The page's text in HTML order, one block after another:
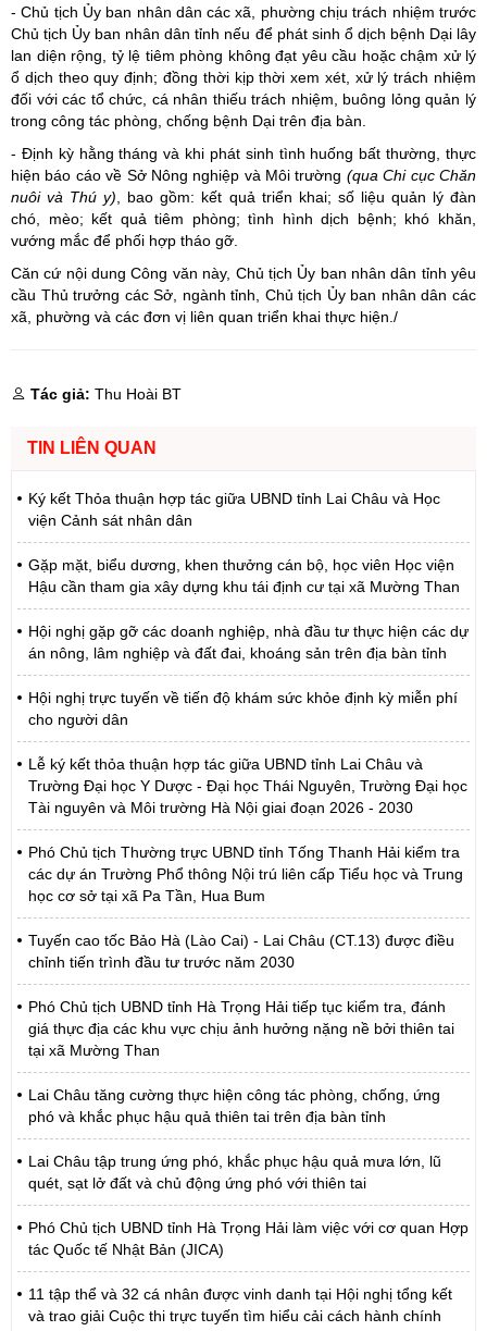
- Chủ tịch Ủy ban nhân dân các xã, phường chịu trách nhiệm trước
Chủ tịch Ủy ban nhân dân tỉnh nếu để phát sinh ổ dịch bệnh Dại lây
lan diện rộng, tỷ lệ tiêm phòng không đạt yêu cầu hoặc chậm xử lý
ổ dịch theo quy định; đồng thời kịp thời xem xét, xử lý trách nhiệm
đối với các tổ chức, cá nhân thiếu trách nhiệm, buông lỏng quản lý
trong công tác phòng, chống bệnh Dại trên địa bàn.
- Định kỳ hằng tháng và khi phát sinh tình huống bất thường, thực
hiện báo cáo về Sở Nông nghiệp và Môi trường (qua Chi cục Chăn
nuôi và Thú y) , bao gồm: kết quả triển khai; số liệu quản lý đàn
chó, mèo; kết quả tiêm phòng; tình hình dịch bệnh; khó khăn,
vướng mắc để phối hợp tháo gỡ.
Căn cứ nội dung Công văn này, Chủ tịch Ủy ban nhân dân tỉnh yêu
cầu Thủ trưởng các Sở, ngành tỉnh, Chủ tịch Ủy ban nhân dân các
xã, phường và các đơn vị liên quan triển khai thực hiện./
Tác giả: Thu Hoài BT
TIN LIÊN QUAN
Ký kết Thỏa thuận hợp tác giữa UBND tỉnh Lai Châu và Học
viện Cảnh sát nhân dân
Gặp mặt, biểu dương, khen thưởng cán bộ, học viên Học viện
Hậu cần tham gia xây dựng khu tái định cư tại xã Mường Than
Hội nghị gặp gỡ các doanh nghiệp, nhà đầu tư thực hiện các dự
án nông, lâm nghiệp và đất đai, khoáng sản trên địa bàn tỉnh
Hội nghị trực tuyến về tiến độ khám sức khỏe định kỳ miễn phí
cho người dân
Lễ ký kết thỏa thuận hợp tác giữa UBND tỉnh Lai Châu và
Trường Đại học Y Dược - Đại học Thái Nguyên, Trường Đại học
Tài nguyên và Môi trường Hà Nội giai đoạn 2026 - 2030
Phó Chủ tịch Thường trực UBND tỉnh Tống Thanh Hải kiểm tra
các dự án Trường Phổ thông Nội trú liên cấp Tiểu học và Trung
học cơ sở tại xã Pa Tần, Hua Bum
Tuyến cao tốc Bảo Hà (Lào Cai) - Lai Châu (CT.13) được điều
chỉnh tiến trình đầu tư trước năm 2030
Phó Chủ tịch UBND tỉnh Hà Trọng Hải tiếp tục kiểm tra, đánh
giá thực địa các khu vực chịu ảnh hưởng nặng nề bởi thiên tai
tại xã Mường Than
Lai Châu tăng cường thực hiện công tác phòng, chống, ứng
phó và khắc phục hậu quả thiên tai trên địa bàn tỉnh
Lai Châu tập trung ứng phó, khắc phục hậu quả mưa lớn, lũ
quét, sạt lở đất và chủ động ứng phó với thiên tai
Phó Chủ tịch UBND tỉnh Hà Trọng Hải làm việc với cơ quan Hợp
tác Quốc tế Nhật Bản (JICA)
11 tập thể và 32 cá nhân được vinh danh tại Hội nghị tổng kết
và trao giải Cuộc thi trực tuyến tìm hiểu cải cách hành chính